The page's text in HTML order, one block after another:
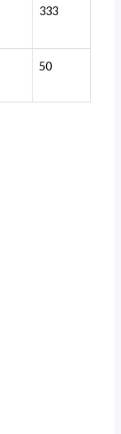
333
50